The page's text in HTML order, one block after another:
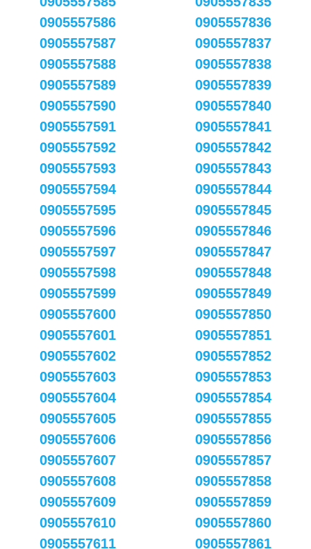
0905557586
0905557587
0905557588
0905557589
0905557590
0905557591
0905557592
0905557593
0905557594
0905557595
0905557596
0905557597
0905557598
0905557599
0905557600
0905557601
0905557602
0905557603
0905557604
0905557605
0905557606
0905557607
0905557608
0905557609
0905557610
0905557611
0905557836
0905557837
0905557838
0905557839
0905557840
0905557841
0905557842
0905557843
0905557844
0905557845
0905557846
0905557847
0905557848
0905557849
0905557850
0905557851
0905557852
0905557853
0905557854
0905557855
0905557856
0905557857
0905557858
0905557859
0905557860
0905557861